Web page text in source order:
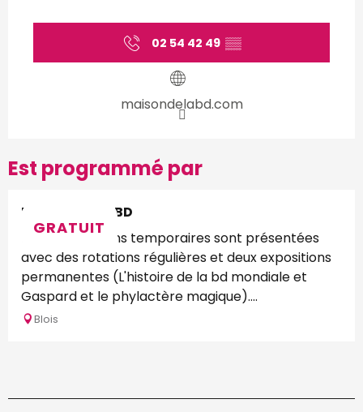
02 54 42 49 ▒▒
maisondelabd.com
Est programmé par
GRATUIT
Maison de la BD
Deux expositions temporaires sont présentées
avec des rotations régulières et deux expositions
permanentes (L'histoire de la bd mondiale et
Gaspard et le phylactère magique)....
Blois